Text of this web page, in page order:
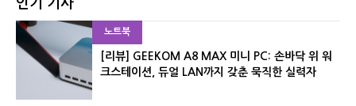
노트북
[리뷰] GEEKOM A8 MAX 미니 PC: 손바닥 위 워
크스테이션, 듀얼 LAN까지 갖춘 묵직한 실력자